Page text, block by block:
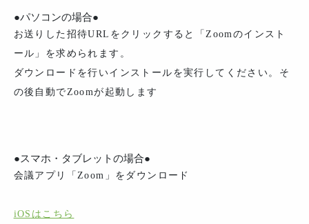
●パソコンの場合●
お送りした招待URLをクリックすると「Zoomのインスト
ール」を求められます。
ダウンロードを行いインストールを実行してください。そ
の後自動でZoomが起動します
●スマホ・タブレットの場合●
会議アプリ「Zoom」をダウンロード
iOSはこちら